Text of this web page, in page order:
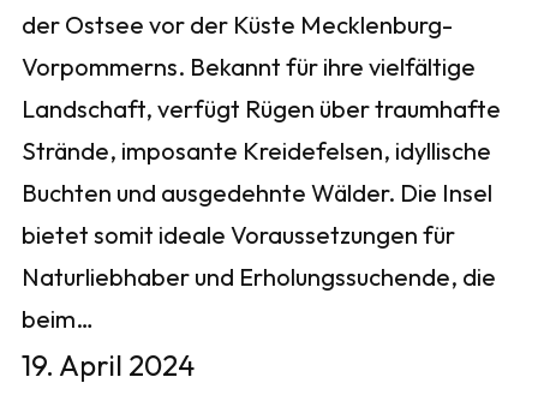
der Ostsee vor der Küste Mecklenburg-
Vorpommerns. Bekannt für ihre vielfältige
Landschaft, verfügt Rügen über traumhafte
Strände, imposante Kreidefelsen, idyllische
Buchten und ausgedehnte Wälder. Die Insel
bietet somit ideale Voraussetzungen für
Naturliebhaber und Erholungssuchende, die
beim…
19. April 2024